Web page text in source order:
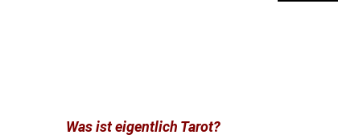
Was ist eigentlich Tarot?